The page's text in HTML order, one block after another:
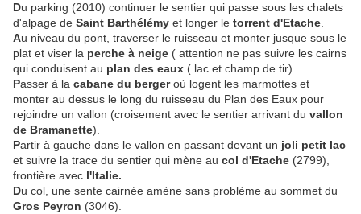
Du parking (2010) continuer le sentier qui passe sous les chalets
d'alpage de Saint Barthélémy et longer le torrent d'Etache.
Au niveau du pont, traverser le ruisseau et monter jusque sous le
plat et viser la perche à neige ( attention ne pas suivre les cairns
qui conduisent au plan des eaux ( lac et champ de tir).
Passer à la cabane du bergeroù logent les marmottes et
monter au dessus le long du ruisseau du Plan des Eaux pour
rejoindre un vallon (croisement avec le sentier arrivant du vallon
de Bramanette).
Partir à gauche dans le vallon en passant devant un joli petit lac
et suivre la trace du sentier qui mène au col d'Etache (2799),
frontière avec l'Italie.
Du col, une sente cairnée amène sans problème au sommet du
Gros Peyron (3046).